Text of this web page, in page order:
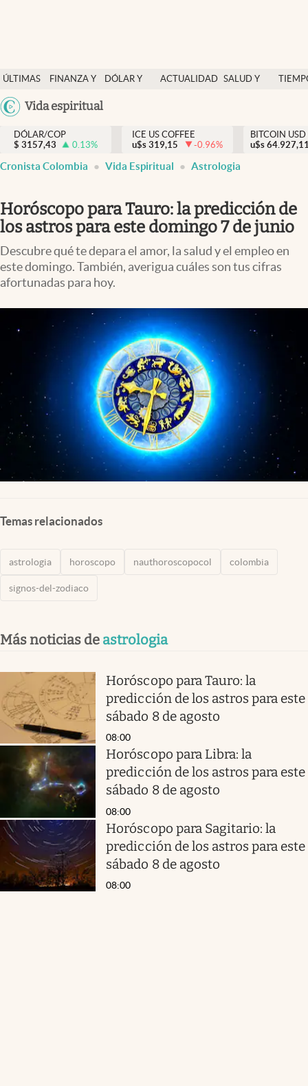
ÚLTIMAS
NOTICIAS
FINANZA Y
DÓLAR Y
ACTUALIDAD SALUD Y
México
Uruguay
Vida espiritual
Salud y nutrición
Vida espiritual
Actualidad
Curiosidades
Colombia
DÓLAR/COP
$ 3157,43 0.13%
ICE US COFFEE
u$s 319,15 -0.96%
BITCOIN USD
u$s
Cronista Colombia Vida Espiritual Astrologia
Horóscopo para Tauro: la predicción de
los astros para este domingo 7 de junio
Descubre qué te depara el amor, la salud y el empleo en
este domingo. También, averigua cuáles son tus cifras
afortunadas para hoy.
Temas relacionados
astrologia horoscopo nauthoroscopocol colombia
signos-del-zodiaco
Más noticias de astrologia
Horóscopo para Tauro: la
predicción de los astros para este
sábado 8 de agosto
08:00
Horóscopo para Libra: la
predicción de los astros para este
sábado 8 de agosto
08:00
Horóscopo para Sagitario: la
predicción de los astros para este
sábado 8 de agosto
08:00